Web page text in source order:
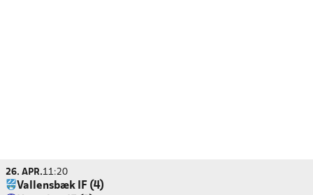
26. APR.11:20
Vallensbæk IF (4)